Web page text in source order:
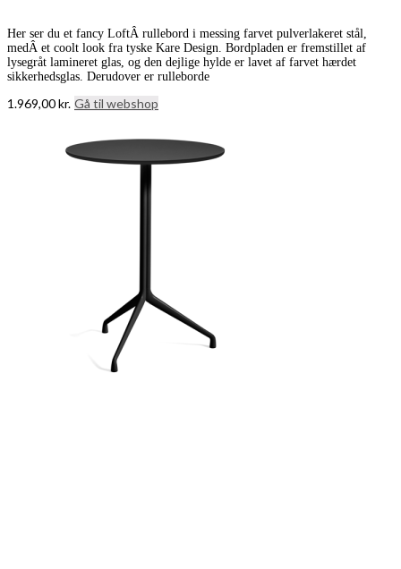
Her ser du et fancy LoftÂ rullebord i messing farvet pulverlakeret stål,
medÂ et coolt look fra tyske Kare Design. Bordpladen er fremstillet af
lysegråt lamineret glas, og den dejlige hylde er lavet af farvet hærdet
sikkerhedsglas. Derudover er rulleborde
1.969,00kr. Gå til webshop